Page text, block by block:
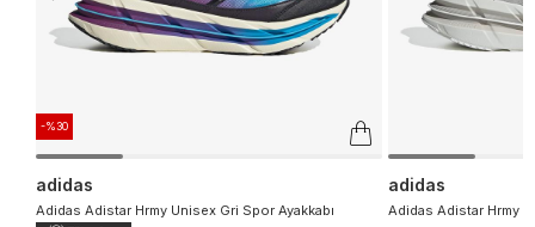
-%30
adidas
Adidas Adistar Hrmy Unisex Gri Spor Ayakkabı
adidas
Adidas Adistar Hrmy